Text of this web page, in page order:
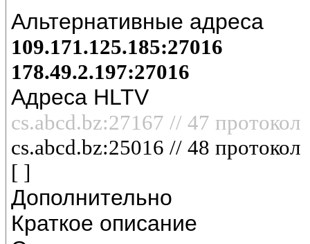
Альтернативные адреса
109.171.125.185:27016
178.49.2.197:27016
Адреса HLTV
cs.abcd.bz:27167 // 47 протокол
cs.abcd.bz:25016 // 48 протокол
[ ]
Дополнительно
Краткое описание